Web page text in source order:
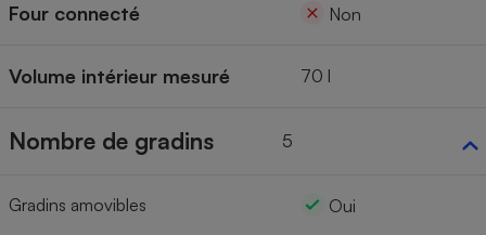
Four connecté Non
Volume intérieur mesuré 70 l
Nombre de gradins 5
Gradins amovibles Oui